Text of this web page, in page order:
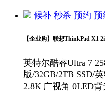
候补 秒杀 预约 预
【企业购】联想ThinkPad X1
英特尔酷睿Ultra 7
版/32GB/2TB SSD/
2.8K 广视角 0LED背